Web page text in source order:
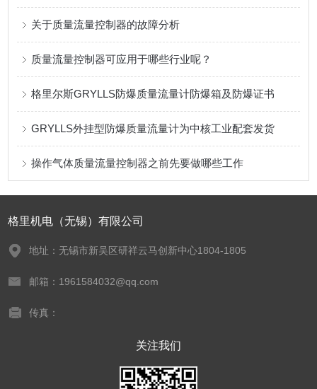
关于质量流量控制器的故障分析
质量流量控制器可应用于哪些行业呢？
格里尔斯GRYLLS防爆质量流量计防爆箱及防爆证书
GRYLLS外挂型防爆质量流量计为中核工业配套发货
操作气体质量流量控制器之前先要做哪些工作
格里机电（无锡）有限公司
地址：无锡市新吴区研祥云马创新中心1804-1805
邮箱：1961584032@qq.com
传真：
关注我们